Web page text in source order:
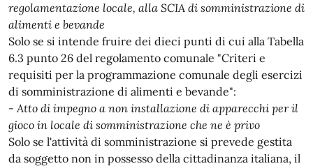
regolamentazione locale, alla SCIA di somministrazione di
alimenti e bevande
Solo se si intende fruire dei dieci punti di cui alla Tabella
6.3 punto 26 del regolamento comunale "Criteri e
requisiti per la programmazione comunale degli esercizi
di somministrazione di alimenti e bevande":
-Atto di impegno a non installazione di apparecchi per il
gioco in locale di somministrazione che ne è privo
Solo se l'attività di somministrazione si prevede gestita
da soggetto non in possesso della cittadinanza italiana, il